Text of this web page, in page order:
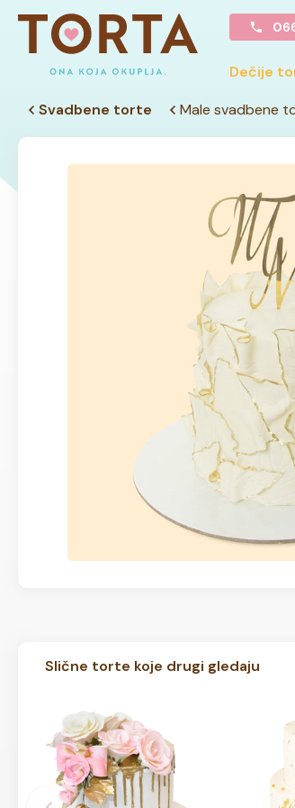
Dečije
Svadbene torte
Male svadbene
Slične torte koje drugi gledaju